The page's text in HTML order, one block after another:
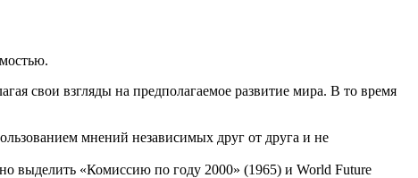
свои взгляды на предполагаемое развитие мира. В то время
мнений независимых друг от друга и не
выделить «Комиссию по году 2000» (1965) и World Future